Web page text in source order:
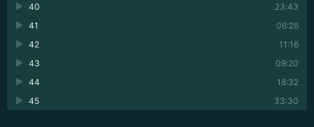
23:43
40
06:26
41
11:16
42
09:20
43
18:32
44
33:30
45